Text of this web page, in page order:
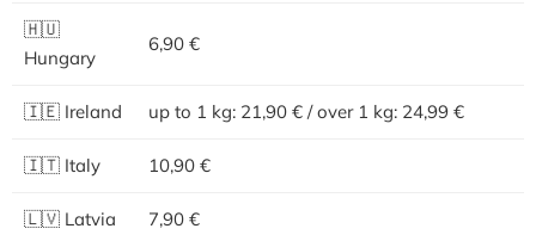
🇭🇺
Hungary
6,90 €
🇮🇪 Ireland up to 1 kg: 21,90 € / over 1 kg: 24,99 €
🇮🇹 Italy 10,90 €
🇱🇻 Latvia 7,90 €